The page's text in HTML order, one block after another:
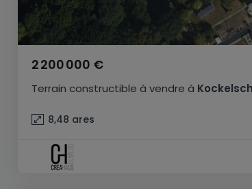
Terrain constructible à vendre à
2 200 000 €
8,48 ares